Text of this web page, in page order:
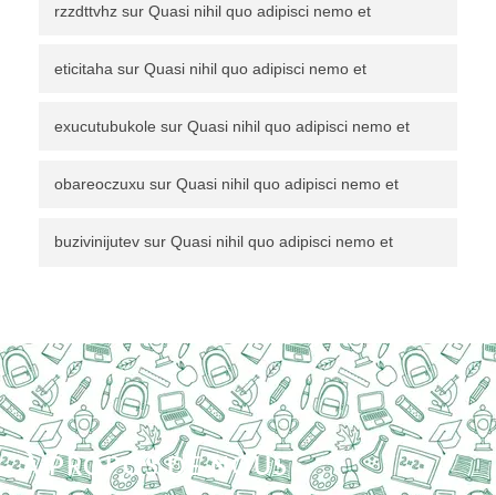
rzzdttvhz sur Quasi nihil quo adipisci nemo et
eticitaha sur Quasi nihil quo adipisci nemo et
exucutubukole sur Quasi nihil quo adipisci nemo et
obareoczuxu sur Quasi nihil quo adipisci nemo et
buzivinijutev sur Quasi nihil quo adipisci nemo et
À PROPOS DE NOUS